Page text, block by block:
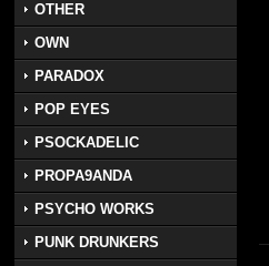
OTHER
OWN
PARADOX
POP EYES
PSOCKADELIC
PROPA9ANDA
PSYCHO WORKS
PUNK DRUNKERS